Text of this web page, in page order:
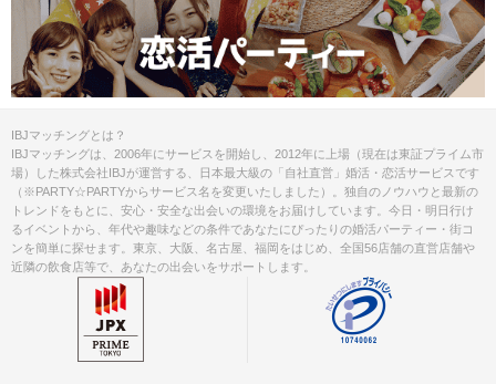
IBJマッチングとは？
IBJマッチングは、2006年にサービスを開始し、2012年に上場（現在は東証プライム市
場）した株式会社IBJが運営する、日本最大級の「自社直営」婚活・恋活サービスです
（※PARTY☆PARTYからサービス名を変更いたしました）。独自のノウハウと最新の
トレンドをもとに、安心・安全な出会いの環境をお届けしています。今日・明日行け
るイベントから、年代や趣味などの条件であなたにぴったりの婚活パーティー・街コ
ンを簡単に探せます。東京、大阪、名古屋、福岡をはじめ、全国56店舗の直営店舗や
近隣の飲食店等で、あなたの出会いをサポートします。